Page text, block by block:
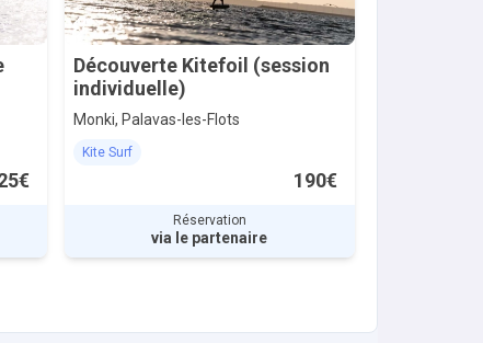
Découverte Kitefoil (session
individuelle)
Monki, Palavas-les-Flots
Kite Surf
190€
Réservation
via le partenaire